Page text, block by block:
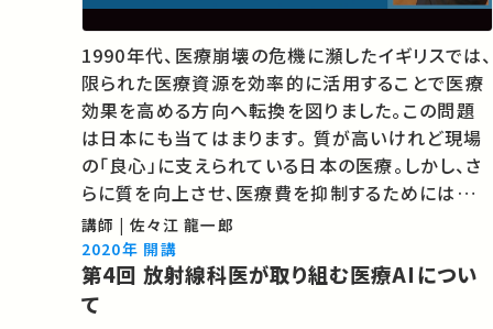
1990年代、医療崩壊の危機に瀕したイギリスでは、
限られた医療資源を効率的に活用することで医療
効果を高める方向へ転換を図りました。この問題
は日本にも当てはまります。 質が⾼いけれど現場
の「良⼼」に⽀えられている日本の医療。しかし、さ
らに質を向上させ、医療費を抑制するためには次
のフェーズに進む必要があります。 ICT活用と医療
の価値の最大化について、英国での経験を経た医
師が解説します。 ★あなたのシェアが、…
講師 | 佐々江 龍一郎
2020年 開講
第4回 放射線科医が取り組む医療AIについ
て